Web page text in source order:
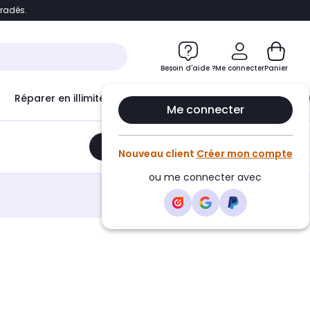
Accéder directement au chatbot
Besoin d'aide ?Me connecter
Me connecter
Nouveau client Créer mon compte
ou me connecter avec
Panier
Réparer en illimité avec Le Club Infinity
Ajouter au panier •